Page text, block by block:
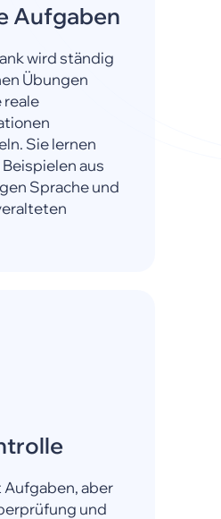
Aufgaben
wird ständig
Übungen
reale
Sie lernen
aus
Sprache und
Aufgaben, aber
und